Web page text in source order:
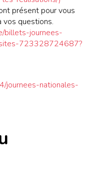
présent pour vous
questions.
billets-journees-
723328724687?
journees-nationales-